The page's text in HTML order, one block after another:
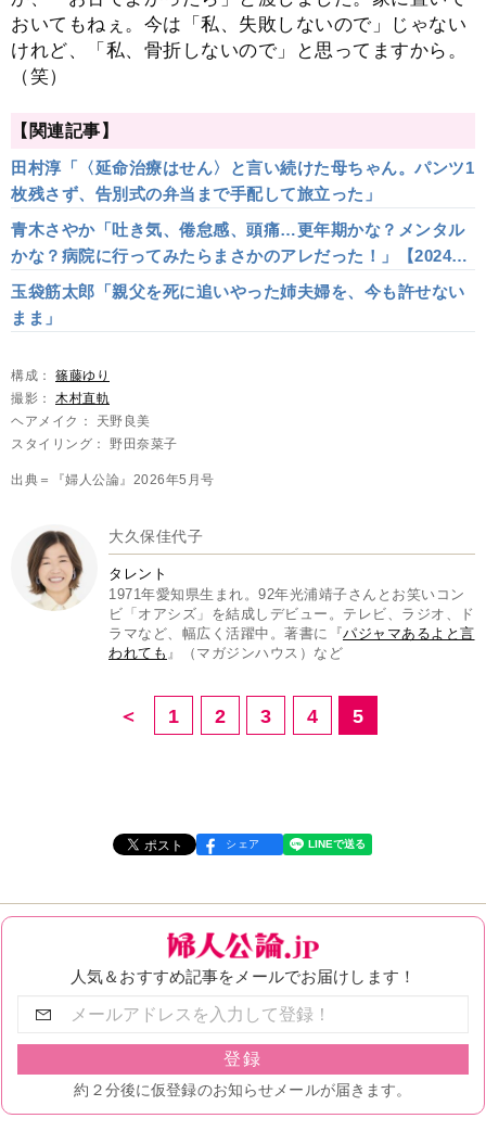
おいてもねぇ。今は「私、失敗しないので」じゃない
けれど、「私、骨折しないので」と思ってますから。
（笑）
【関連記事】
田村淳「〈延命治療はせん〉と言い続けた母ちゃん。パンツ1
枚残さず、告別式の弁当まで手配して旅立った」
青木さやか「吐き気、倦怠感、頭痛…更年期かな？メンタル
かな？病院に行ってみたらまさかのアレだった！」【2024下
半期ベスト】
玉袋筋太郎「親父を死に追いやった姉夫婦を、今も許せない
まま」
構成： 篠藤ゆり
撮影： 木村直軌
ヘアメイク： 天野良美
スタイリング： 野田奈菜子
出典＝『婦人公論』2026年5月号
大久保佳代子
タレント
1971年愛知県生まれ。92年光浦靖子さんとお笑いコン
ビ「オアシズ」を結成しデビュー。テレビ、ラジオ、ド
ラマなど、幅広く活躍中。著書に『パジャマあるよと言
われても 』（マガジンハウス）など
＜ 1 2 3 4 5
シェア